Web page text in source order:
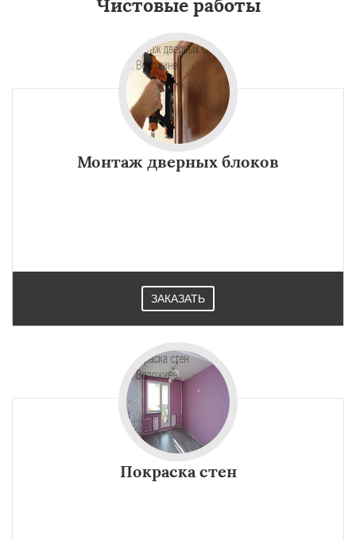
Чистовые работы
Монтаж дверных блоков
ЗАКАЗАТЬ
Покраска стен